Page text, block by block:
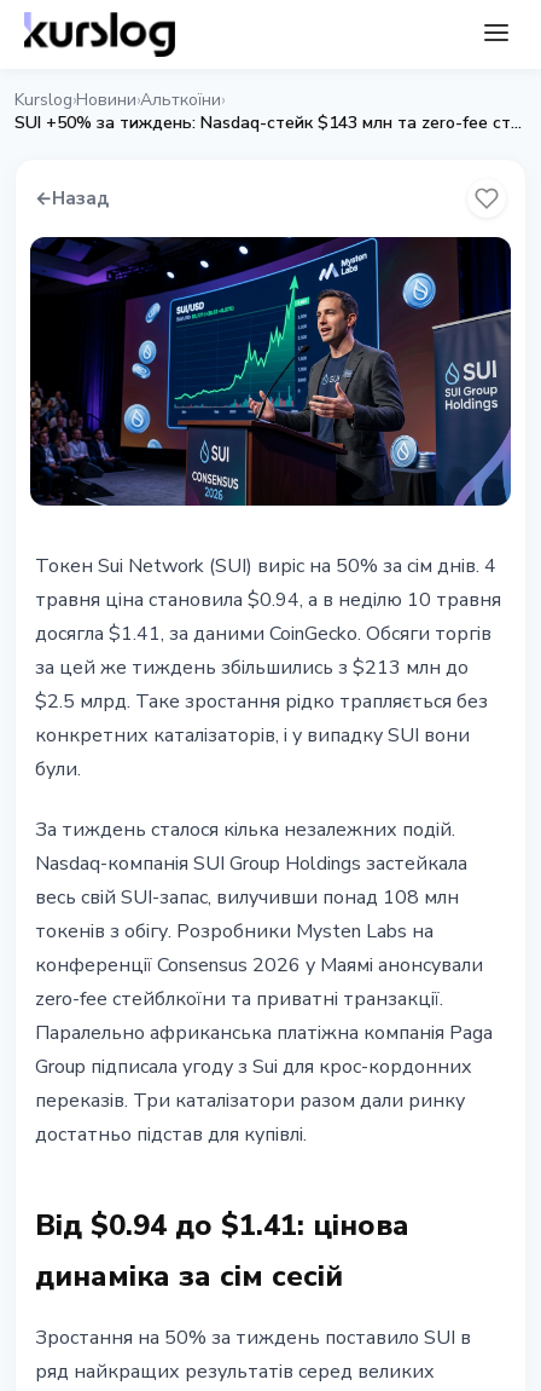
Kurslog›Новини›Альткоїни›
SUI +50% за тиждень: Nasdaq-стейк $143 млн та zero-fee стейблкоїни
←Назад
SUI +50% за тиждень: Nasdaq-
стейк $143 млн та zero-fee
стейблкоїни
11 травня 2026 р.5 хв читання
Наталія Дорофєєва
Токен Sui Network (SUI) виріс на 50% за сім днів. 4
травня ціна становила $0.94, а в неділю 10 травня
досягла $1.41, за даними CoinGecko. Обсяги торгів
за цей же тиждень збільшились з $213 млн до
$2.5 млрд. Таке зростання рідко трапляється без
конкретних каталізаторів, і у випадку SUI вони
були.
За тиждень сталося кілька незалежних подій.
Nasdaq-компанія SUI Group Holdings застейкала
весь свій SUI-запас, вилучивши понад 108 млн
токенів з обігу. Розробники Mysten Labs на
конференції Consensus 2026 у Маямі анонсували
zero-fee стейблкоїни та приватні транзакції.
Паралельно африканська платіжна компанія Paga
Group підписала угоду з Sui для крос-кордонних
переказів. Три каталізатори разом дали ринку
достатньо підстав для купівлі.
Від $0.94 до $1.41: цінова
динаміка за сім сесій
Зростання на 50% за тиждень поставило SUI в
ряд найкращих результатів серед великих